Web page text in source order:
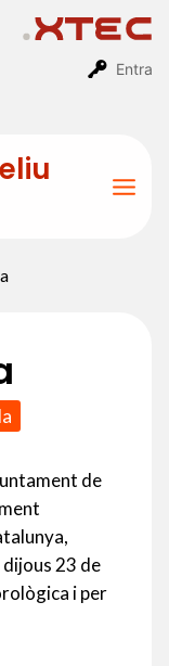
Entra
de
23 de
i per